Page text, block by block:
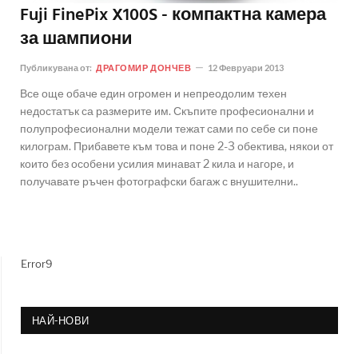
Fuji FinePix X100S - компактна камера
за шампиони
Публикувана от: ДРАГОМИР ДОНЧЕВ 12 Февруари 2013
Все още обаче един огромен и непреодолим техен
недостатък са размерите им. Скъпите професионални и
полупрофесионални модели тежат сами по себе си поне
килограм. Прибавете към това и поне 2-3 обектива, някои от
които без особени усилия минават 2 кила и нагоре, и
получавате ръчен фотографски багаж с внушителни..
Error9
НАЙ-НОВИ